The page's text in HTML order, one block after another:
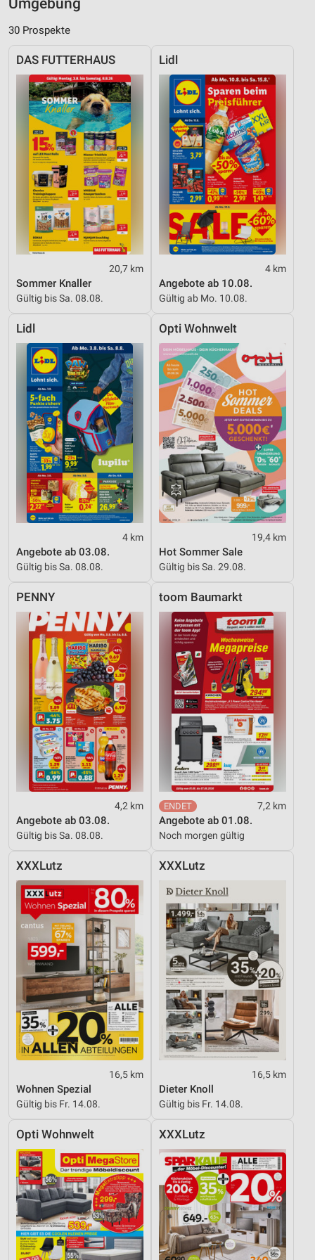
Umgebung
30 Prospekte
DAS FUTTERHAUS
20,7 km
Sommer Knaller
Gültig bis Sa. 08.08.
Lidl
4 km
Angebote ab 10.08.
Gültig ab Mo. 10.08.
Lidl
4 km
Angebote ab 03.08.
Gültig bis Sa. 08.08.
Opti Wohnwelt
19,4 km
Hot Sommer Sale
Gültig bis Sa. 29.08.
PENNY
4,2 km
Angebote ab 03.08.
Gültig bis Sa. 08.08.
toom Baumarkt
7,2 km
Angebote ab 01.08.
Noch morgen gültig
XXXLutz
16,5 km
Wohnen Spezial
Gültig bis Fr. 14.08.
XXXLutz
16,5 km
Dieter Knoll
Gültig bis Fr. 14.08.
Opti Wohnwelt XXXLutz